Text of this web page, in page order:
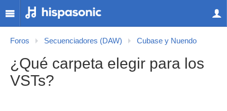
Foros Secuenciadores (DAW) Cubase y Nuendo
¿Qué carpeta elegir para los
VSTs?